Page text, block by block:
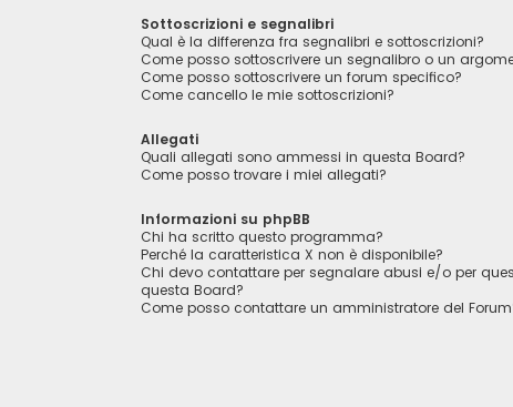
Sottoscrizioni e segnalibri
Qual è la differenza fra segnalibri e sottoscrizioni?
Come posso sottoscrivere un segnalibro o un
Come posso sottoscrivere un forum specifico?
Come cancello le mie sottoscrizioni?
Allegati
Quali allegati sono ammessi in questa Board?
Come posso trovare i miei allegati?
Informazioni su phpBB
Chi ha scritto questo programma?
Perché la caratteristica X non è disponibile?
Chi devo contattare per segnalare abusi e/o per
questa Board?
Come posso contattare un amministratore del